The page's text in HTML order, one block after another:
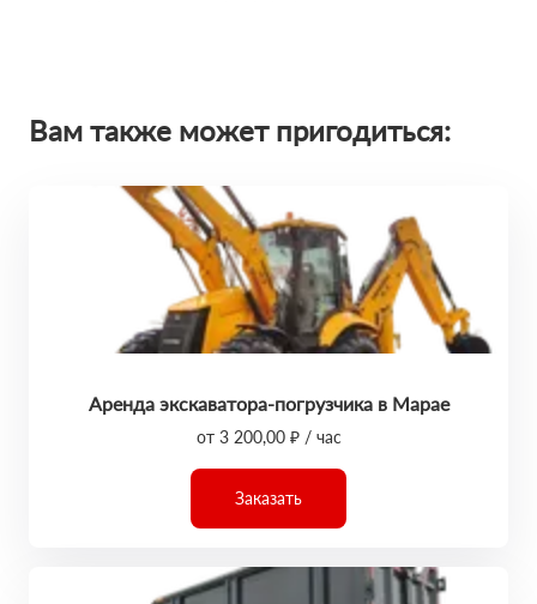
Вам также может пригодиться:
Аренда экскаватора-погрузчика в Марае
от 3 200,00 ₽ / час
Заказать